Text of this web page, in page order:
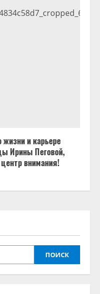
и карьере
Ирины Пеговой,
внимания!
ПОИСК